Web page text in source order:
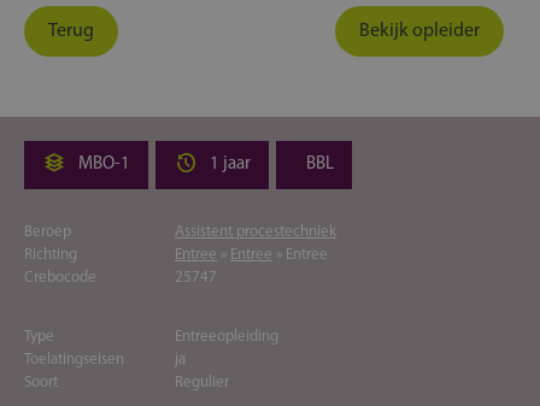
Terug Bekijk opleider
MBO-1 1 jaar BBL
Beroep
Assistent procestechniek
Richting
Entree » Entree » Entree
Crebocode
25747
Type
Entreeopleiding
Toelatingseisen
ja
Soort
Regulier